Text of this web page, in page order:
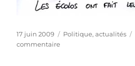
Publié
le
17 juin 2009 Catégories
Politique, actualités
commentairesur